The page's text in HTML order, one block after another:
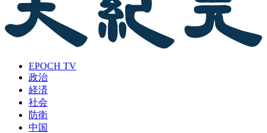
EPOCH TV
政治
経済
社会
防衛
中国